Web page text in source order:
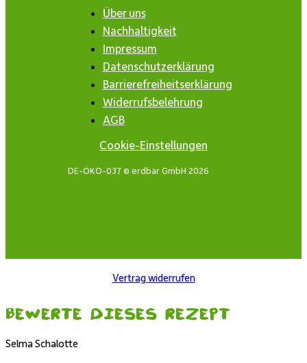
Über uns
Nachhaltigkeit
Impressum
Datenschutzerklärung
Barrierefreiheitserklärung
Widerrufsbelehrung
AGB
Cookie-Einstellungen
DE-ÖKO-037 © erdbär GmbH 2026
Vertrag widerrufen
Bewerte dieses Rezept
Selma Schalotte